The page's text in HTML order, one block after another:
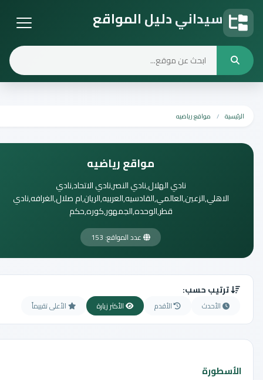
سيداني دليل المواقع
دليل المواقع
الرئيسية مواقع رياضيه
مواقع رياضيه
نادي الهلال,نادي النصر,نادي الاتحاد,نادي
الاهلي,الزعين,العالمي,القادسيه,العربيه,الريان,ام صلال,الغرافه,نادي
قطر,الوحده,الجمهور,كوره,حكم
عدد المواقع: 153
ترتيب حسب:
الأحدث الأقدم الأكثر زيارة الأعلى تقييماً
الأسطورة